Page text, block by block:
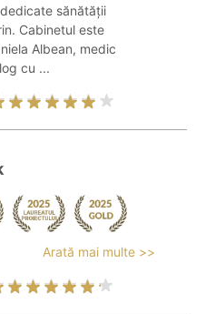
sănătății
Cabinetul este
Albean, medic
cu ...
Arată mai multe >>